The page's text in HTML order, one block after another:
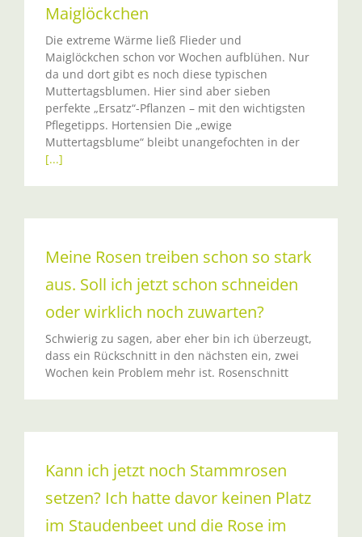
Maiglöckchen
Die extreme Wärme ließ Flieder und
Maiglöckchen schon vor Wochen aufblühen. Nur
da und dort gibt es noch diese typischen
Muttertagsblumen. Hier sind aber sieben
perfekte „Ersatz“-Pflanzen – mit den wichtigsten
Pflegetipps. Hortensien Die „ewige
Muttertagsblume“ bleibt unangefochten in der
[...]
Meine Rosen treiben schon so stark
aus. Soll ich jetzt schon schneiden
oder wirklich noch zuwarten?
Schwierig zu sagen, aber eher bin ich überzeugt,
dass ein Rückschnitt in den nächsten ein, zwei
Wochen kein Problem mehr ist. Rosenschnitt
Kann ich jetzt noch Stammrosen
setzen? Ich hatte davor keinen Platz
im Staudenbeet und die Rose im